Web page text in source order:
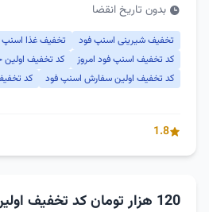
بدون تاریخ انقضا
تخفیف شیرینی اسنپ فود
تخفیف غذا اسنپ
کد تخفیف اسنپ فود امروز
کد تخفیف اولین
کد تخفیف اولین سفارش اسنپ فود
کد
1.8
120 هزار تومان کد تخفیف